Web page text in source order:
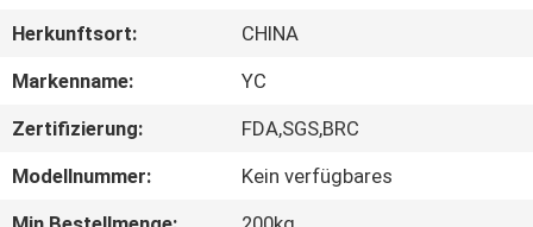
FABRIK-
QUALITÄTSKONTROLLE
Herkunftsort:
CHINA
Markenname:
YC
Zertifizierung:
FDA,SGS,BRC
Modellnummer:
Kein verfügbares